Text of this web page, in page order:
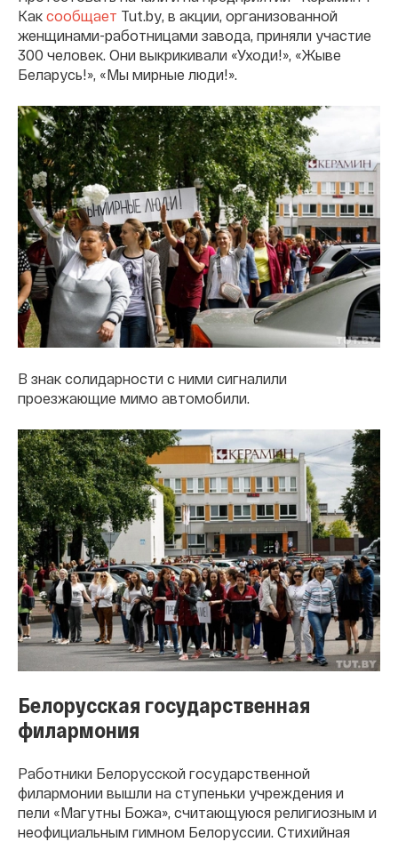
Как сообщает Tut.by, в акции, организованной
женщинами-работницами завода, приняли участие
300 человек. Они выкрикивали «Уходи!», «Жыве
Беларусь!», «Мы мирные люди!».
В знак солидарности с ними сигналили
проезжающие мимо автомобили.
Белорусская государственная
филармония
Работники Белорусской государственной
филармонии вышли на ступеньки учреждения и
пели «Магутны Божа», считающуюся религиозным и
неофициальным гимном Белоруссии. Стихийная